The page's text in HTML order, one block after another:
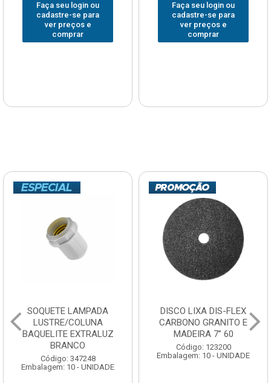
Faça seu login ou
cadastre-se para
ver preços e
comprar
Faça seu login ou
cadastre-se para
ver preços e
comprar
SOQUETE LAMPADA
LUSTRE/COLUNA
BAQUELITE EXTRALUZ
BRANCO
Código: 347248
Embalagem: 10 - UNIDADE
DISCO LIXA DIS-FLEX
CARBONO GRANITO E
MADEIRA 7” 60
Código: 123200
Embalagem: 10 - UNIDADE